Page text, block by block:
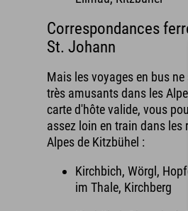
Correspondances
St. Johann
Mais les voyages en bus ne
très amusants dans les
carte d'hôte valide, vous
assez loin en train dans les
Alpes de Kitzbühel :
Kirchbich, Wörgl,
im Thale, Kirchberg